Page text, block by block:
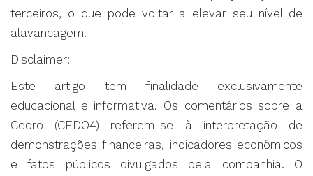
terceiros, o que pode voltar a elevar seu nível de
alavancagem.
Disclaimer:
Este artigo tem finalidade exclusivamente
educacional e informativa. Os comentários sobre a
Cedro (CEDO4) referem-se à interpretação de
demonstrações financeiras, indicadores econômicos
e fatos públicos divulgados pela companhia. O